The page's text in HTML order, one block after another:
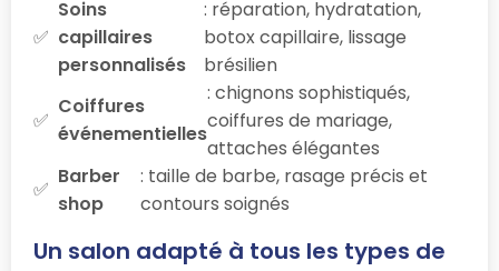
Soins
capillaires
personnalisés
: réparation, hydratation,
botox capillaire, lissage
brésilien
Coiffures
événementielles
: chignons sophistiqués,
coiffures de mariage,
attaches élégantes
Barber
shop
: taille de barbe, rasage précis et
contours soignés
Un salon adapté à tous les types de